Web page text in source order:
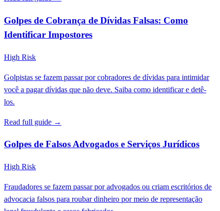
Golpes de Cobrança de Dívidas Falsas: Como
Identificar Impostores
High Risk
Golpistas se fazem passar por cobradores de dívidas para intimidar
você a pagar dívidas que não deve. Saiba como identificar e detê-
los.
Read full guide →
Golpes de Falsos Advogados e Serviços Jurídicos
High Risk
Fraudadores se fazem passar por advogados ou criam escritórios de
advocacia falsos para roubar dinheiro por meio de representação